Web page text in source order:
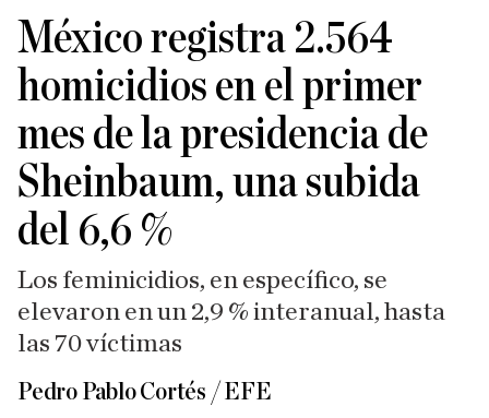
México registra 2.564
homicidios en el primer
mes de la presidencia de
Sheinbaum, una subida
del 6,6 %
Los feminicidios, en específico, se
elevaron en un 2,9 % interanual, hasta
las 70 víctimas
Pedro Pablo Cortés / EFE